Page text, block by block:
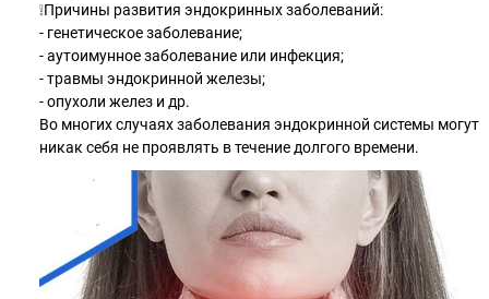
❕Причины развития эндокринных заболеваний:
- генетическое заболевание;
- аутоимунное заболевание или инфекция;
- травмы эндокринной железы;
- опухоли желез и др.
Во многих случаях заболевания эндокринной системы могут
никак себя не проявлять в течение долгого времени.